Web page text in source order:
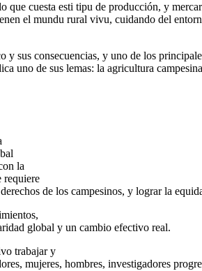
cuesta esti tipu de producción, y
el mundu rural vivu, cuidando del
sus consecuencias, y uno de los
uno de sus lemas: la agricultura
la
requiere
de los campesinos, y lograr la
global y un cambio efectivo real.
trabajar y
mujeres, hombres, investigadores